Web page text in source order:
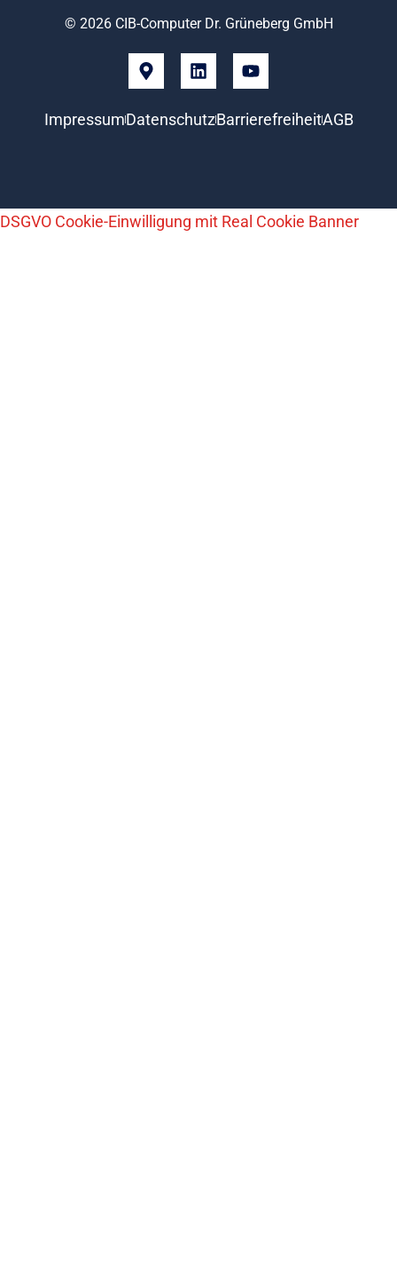
© 2026 CIB-Computer Dr. Grüneberg GmbH
ImpressumDatenschutzBarrierefreiheitAGB
DSGVO Cookie-Einwilligung mit Real Cookie Banner